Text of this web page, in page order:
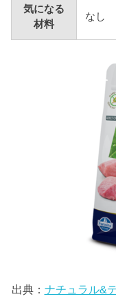
気になる
材料
なし
出典： ナチュラル&